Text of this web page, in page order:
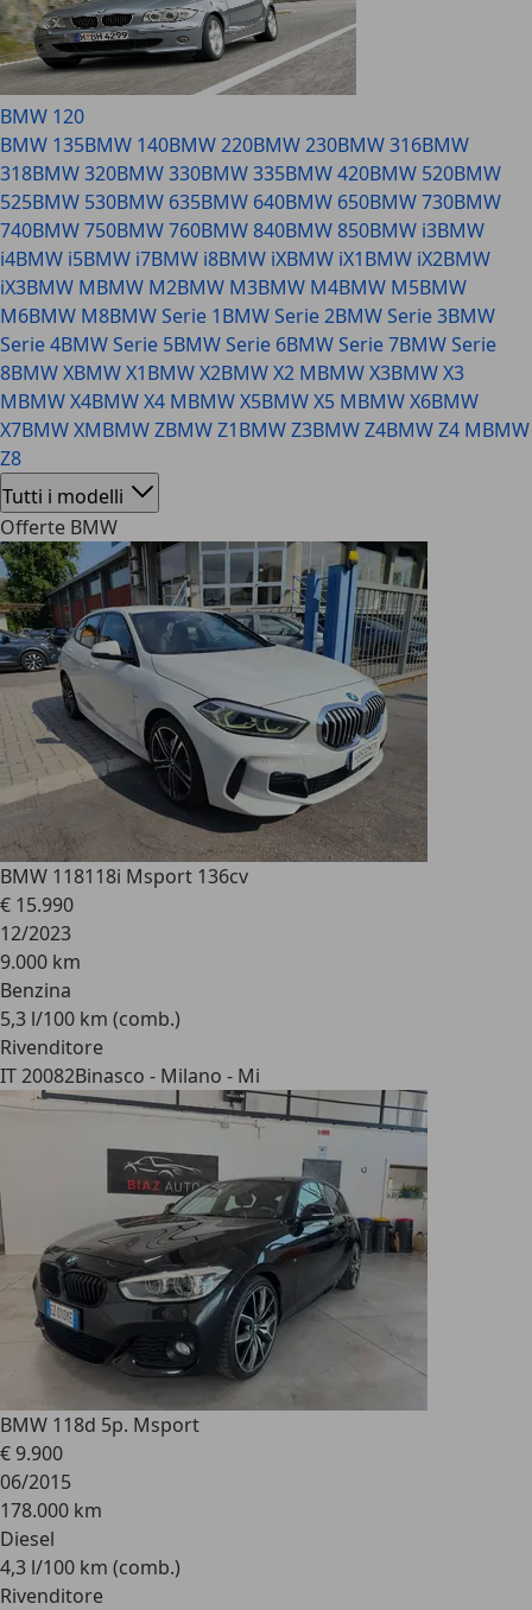
BMW 120
BMW 135BMW 140BMW 220BMW 230BMW 316BMW
318BMW 320BMW 330BMW 335BMW 420BMW 520BMW
525BMW 530BMW 635BMW 640BMW 650BMW 730BMW
740BMW 750BMW 760BMW 840BMW 850BMW i3BMW
i4BMW i5BMW i7BMW i8BMW iXBMW iX1BMW iX2BMW
iX3BMW MBMW M2BMW M3BMW M4BMW M5BMW
M6BMW M8BMW Serie 1BMW Serie 2BMW Serie 3BMW
Serie 4BMW Serie 5BMW Serie 6BMW Serie 7BMW Serie
8BMW XBMW X1BMW X2BMW X2 MBMW X3BMW X3
MBMW X4BMW X4 MBMW X5BMW X5 MBMW X6BMW
X7BMW XMBMW ZBMW Z1BMW Z3BMW Z4BMW Z4 MBMW
Z8
Tutti i modelli
Offerte BMW
BMW 118118i Msport 136cv
€ 15.990
12/2023
9.000 km
Benzina
5,3 l/100 km (comb.)
Rivenditore
IT 20082Binasco - Milano - Mi
BMW 118d 5p. Msport
€ 9.900
06/2015
178.000 km
Diesel
4,3 l/100 km (comb.)
Rivenditore